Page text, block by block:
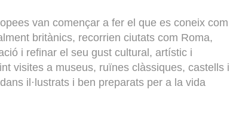
van començar a fer el que es coneix com
britànics, recorrien ciutats com Roma,
i refinar el seu gust cultural, artístic i
visites a museus, ruïnes clàssiques, castells i
il·lustrats i ben preparats per a la vida